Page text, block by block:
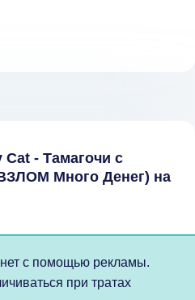
Cat - Tамагочи c
Много Денег) на
с помощью рекламы.
при тратах